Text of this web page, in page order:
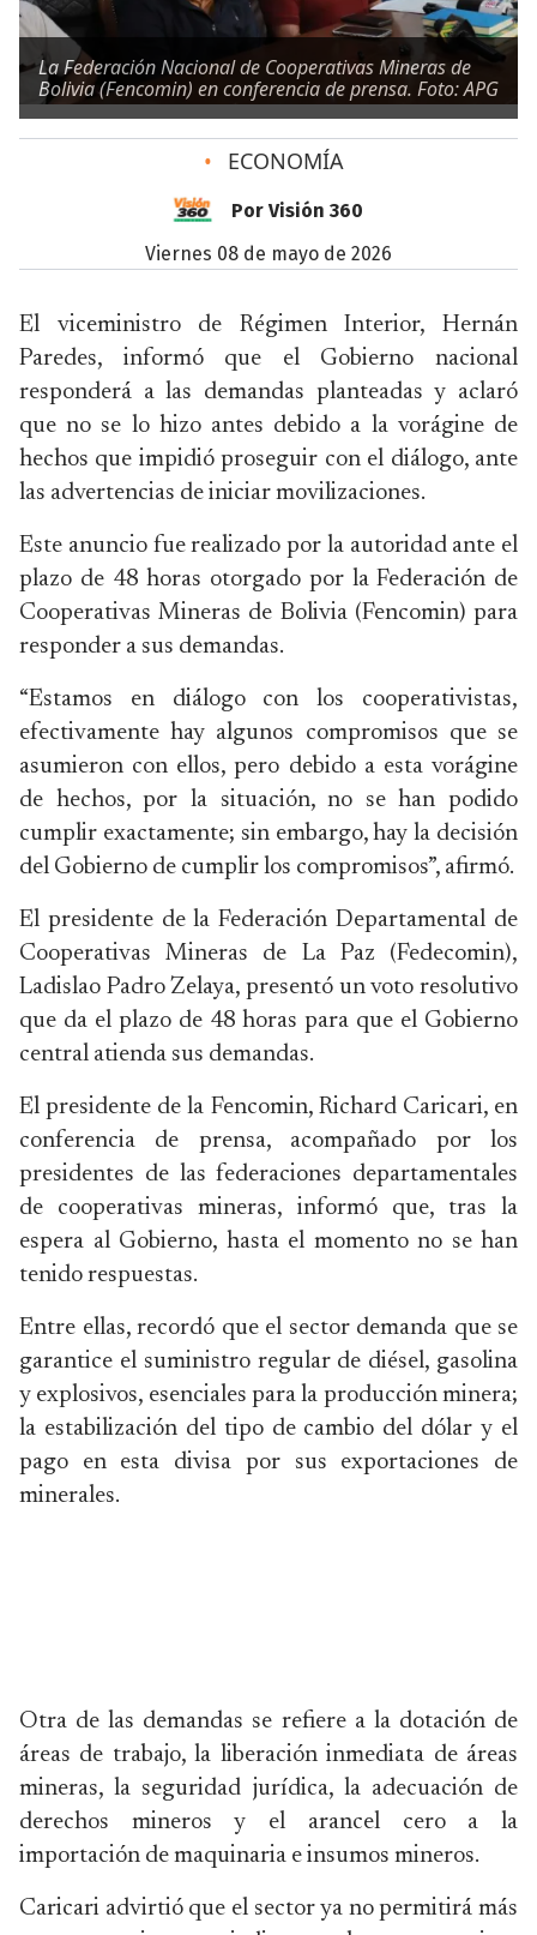
La Federación Nacional de Cooperativas Mineras de
Bolivia (Fencomin) en conferencia de prensa. Foto: APG
• ECONOMÍA
Por Visión 360
viernes 08 de mayo de 2026
El viceministro de Régimen Interior, Hernán
Paredes, informó que el Gobierno nacional
responderá a las demandas planteadas y aclaró
que no se lo hizo antes debido a la vorágine de
hechos que impidió proseguir con el diálogo, ante
las advertencias de iniciar movilizaciones.
Este anuncio fue realizado por la autoridad ante el
plazo de 48 horas otorgado por la Federación de
Cooperativas Mineras de Bolivia (Fencomin) para
responder a sus demandas.
“Estamos en diálogo con los cooperativistas,
efectivamente hay algunos compromisos que se
asumieron con ellos, pero debido a esta vorágine
de hechos, por la situación, no se han podido
cumplir exactamente; sin embargo, hay la decisión
del Gobierno de cumplir los compromisos”, afirmó.
El presidente de la Federación Departamental de
Cooperativas Mineras de La Paz (Fedecomin),
Ladislao Padro Zelaya, presentó un voto resolutivo
que da el plazo de 48 horas para que el Gobierno
central atienda sus demandas.
El presidente de la Fencomin, Richard Caricari, en
conferencia de prensa, acompañado por los
presidentes de las federaciones departamentales
de cooperativas mineras, informó que, tras la
espera al Gobierno, hasta el momento no se han
tenido respuestas.
Entre ellas, recordó que el sector demanda que se
garantice el suministro regular de diésel, gasolina
y explosivos, esenciales para la producción minera;
la estabilización del tipo de cambio del dólar y el
pago en esta divisa por sus exportaciones de
minerales.
Otra de las demandas se refiere a la dotación de
áreas de trabajo, la liberación inmediata de áreas
mineras, la seguridad jurídica, la adecuación de
derechos mineros y el arancel cero a la
importación de maquinaria e insumos mineros.
Caricari advirtió que el sector ya no permitirá más